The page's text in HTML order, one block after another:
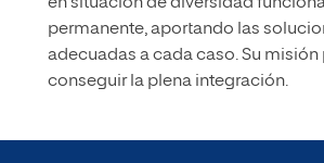
permanente, aportando las
adecuadas a cada caso. Su misión
conseguir la plena integración.